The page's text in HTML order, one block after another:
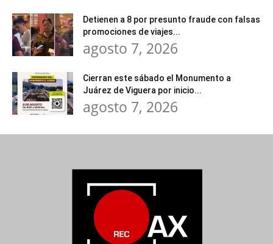
Detienen a 8 por presunto fraude con falsas
promociones de viajes...
agosto 7, 2026
Cierran este sábado el Monumento a
Juárez de Viguera por inicio...
agosto 7, 2026